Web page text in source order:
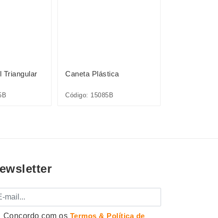
Triangular Caneta Plástica
Código: 15085B
Concordo com os Termos & Política de